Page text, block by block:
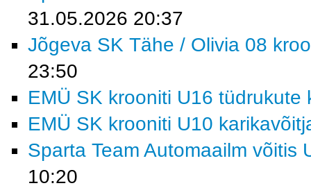
31.05.2026 20:37
Jõgeva SK Tähe / Olivia 08
23:50
EMÜ SK krooniti U16 tüdrukute
EMÜ SK krooniti U10
Sparta Team Automaailm võitis
10:20